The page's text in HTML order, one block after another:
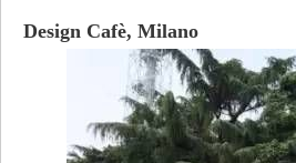
Design Cafè, Milano